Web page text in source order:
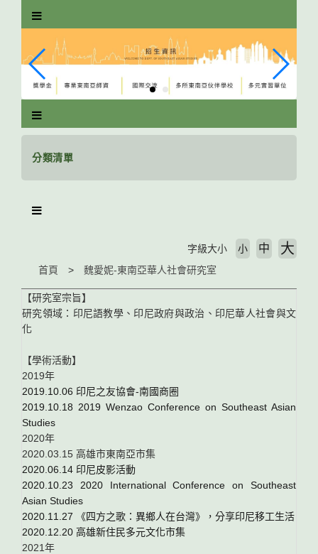
分類清單
首頁 魏愛妮-東南亞華人社會研究室
字級大小 小 中 大
【研究室宗旨】
研究領域：印尼語教學、印尼政府與政治、印尼華人社會與文
化
【學術活動】
2019年
2019.10.06 印尼之友協會-南國商圈
2019.10.18 2019 Wenzao Conference on Southeast Asian
Studies
2020年
2020.03.15 高雄市東南亞市集
2020.06.14 印尼皮影活動
2020.10.23 2020 International Conference on Southeast
Asian Studies
2020.11.27 《四方之歌：異鄉人在台灣》，分享印尼移工生活
2020.12.20 高雄新住民多元文化市集
2021年